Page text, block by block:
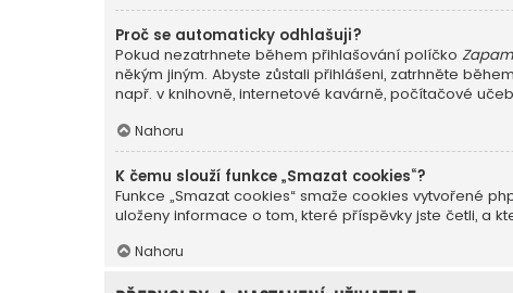
Proč se automaticky odhlašuji?
Pokud nezatrhnete během přihlašování políčko
někým jiným. Abyste zůstali přihlášeni, zatrhněte
např. v knihovně, internetové kavárně, počítačové
Nahoru
K čemu slouží funkce „Smazat cookies“?
Funkce „Smazat cookies“ smaže cookies vytvořené
uloženy informace o tom, které příspěvky jste četli, a
Nahoru